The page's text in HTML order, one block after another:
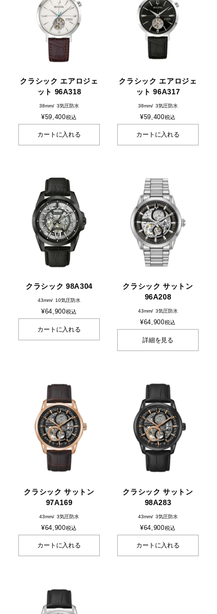
クラシック エアロジェ
ット 96A318
38mm 3気圧防水
¥59,400税込
カートに入れる
クラシック エアロジェ
ット 96A317
38mm 3気圧防水
¥59,400税込
カートに入れる
クラシック 98A304
43mm 10気圧防水
¥64,900税込
カートに入れる
クラシック サットン
96A208
43mm 3気圧防水
¥64,900税込
詳細を見る
クラシック サットン
97A169
43mm 3気圧防水
¥64,900税込
カートに入れる
クラシック サットン
98A283
43mm 3気圧防水
¥64,900税込
カートに入れる